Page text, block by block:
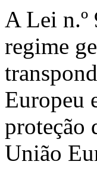
A Lei n.º
regime
Europeu
proteção
União